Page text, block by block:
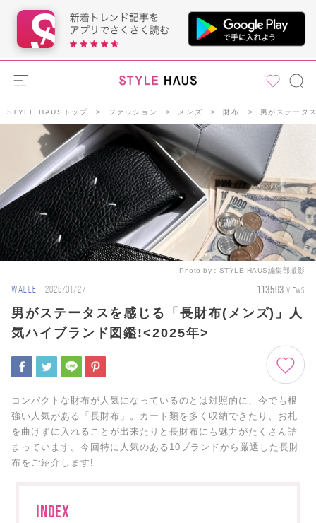
STYLE HAUSトップ ファッション メンズ 財布 男がステータ
Photo by： STYLE HAUS編集部撮影
WALLET 2025/01/27 113593 VIEWS
男がステータスを感じる「長財布(メンズ)」人
気ハイブランド図鑑!<2025年>
コンパクトな財布が人気になっているのとは対照的に、今でも根
強い人気がある「長財布」。カード類を多く収納できたり、お札
を曲げずに入れることが出来たりと長財布にも魅力がたくさん詰
まっています。今回特に人気のある10ブランドから厳選した長財
布をご紹介します!
INDEX